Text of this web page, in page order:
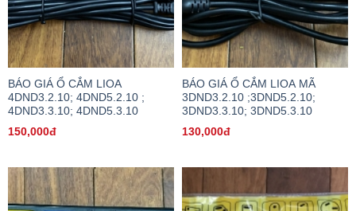
BÁO GIÁ Ổ CẮM LIOA
4DND3.2.10; 4DND5.2.10 ;
4DND3.3.10; 4DND5.3.10
150,000đ
BÁO GIÁ Ổ CẮM LIOA MÃ
3DND3.2.10 ;3DND5.2.10;
3DND3.3.10; 3DND5.3.10
130,000đ